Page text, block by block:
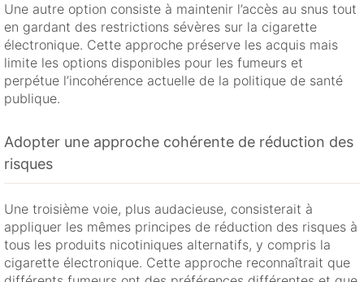
Une autre option consiste à maintenir l’accès au snus tout
en gardant des restrictions sévères sur la cigarette
électronique. Cette approche préserve les acquis mais
limite les options disponibles pour les fumeurs et
perpétue l’incohérence actuelle de la politique de santé
publique.
Adopter une approche cohérente de réduction des
risques
Une troisième voie, plus audacieuse, consisterait à
appliquer les mêmes principes de réduction des risques à
tous les produits nicotiniques alternatifs, y compris la
cigarette électronique. Cette approche reconnaîtrait que